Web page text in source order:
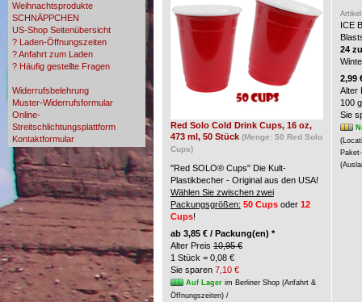
Weihnachtsprodukte
SCHNÄPPCHEN
US-Shop Seitenübersicht
? Laden-Öffnungszeiten
? Anfahrt zum Laden
? Häufig gestellte Fragen
Widerrufsbelehrung
Muster-Widerrufsformular
Online-
Streitschlichtungsplattform
Kontaktformular
Red Solo Cold Drink Cups, 16 oz,
473 ml, 50 Stück (Menge: 50 Red Solo
Cups)
"Red SOLO® Cups" Die Kult-
Plastikbecher - Original aus den USA!
Wählen Sie zwischen zwei
Packungsgrößen: 50 Cupsoder 12
Cups!
ab 3,85 € / Packung(en) *
Alter Preis 10,95 €
1 Stück = 0,08 €
Sie sparen 7,10 €
Auf Lagerim Berliner Shop (Anfahrt &
Öffnungszeiten) /
ICE
24
2,99
Alter
100
Sie